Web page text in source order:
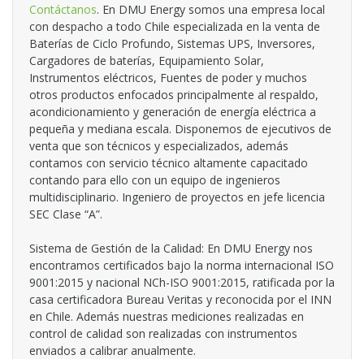
Contáctanos. En DMU Energy somos una empresa local
con despacho a todo Chile especializada en la venta de
Baterías de Ciclo Profundo, Sistemas UPS, Inversores,
Cargadores de baterías, Equipamiento Solar,
Instrumentos eléctricos, Fuentes de poder y muchos
otros productos enfocados principalmente al respaldo,
acondicionamiento y generación de energía eléctrica a
pequeña y mediana escala. Disponemos de ejecutivos de
venta que son técnicos y especializados, además
contamos con servicio técnico altamente capacitado
contando para ello con un equipo de ingenieros
multidisciplinario. Ingeniero de proyectos en jefe licencia
SEC Clase “A”.
Sistema de Gestión de la Calidad: En DMU Energy nos
encontramos certificados bajo la norma internacional ISO
9001:2015 y nacional NCh-ISO 9001:2015, ratificada por la
casa certificadora Bureau Veritas y reconocida por el INN
en Chile. Además nuestras mediciones realizadas en
control de calidad son realizadas con instrumentos
enviados a calibrar anualmente.